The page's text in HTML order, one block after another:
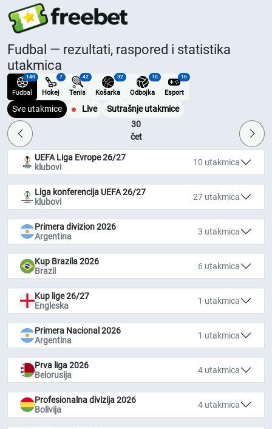
Fudbal — rezultati, raspored i statistika
utakmica
140
Fudbal
7
Hokej
42
Tenis
32
Košarka
10
Odbojka
16
Esport
Sve utakmice Live
Sutrašnje utakmice
30
čet
UEFA Liga Evrope 26/27
klubovi
10 utakmica
Liga konferencija UEFA 26/27
klubovi
27 utakmica
Primera divizion 2026
Argentina
3 utakmica
Kup Brazila 2026
Brazil
6 utakmica
Kup lige 26/27
Engleska
1 utakmica
Primera Nacional 2026
Argentina
1 utakmica
Prva liga 2026
Belorusija
4 utakmica
Profesionalna divizija 2026
Bolivija
4 utakmica